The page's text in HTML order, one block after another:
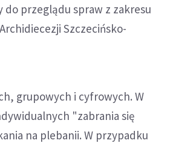
do przeglądu spraw z zakresu
Szczecińsko-
grupowych i cyfrowych. W
"zabrania się
na plebanii. W przypadku